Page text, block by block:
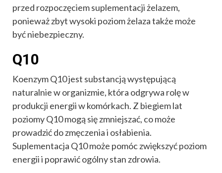
przed rozpoczęciem suplementacji żelazem,
ponieważ zbyt wysoki poziom żelaza także może
być niebezpieczny.
Q10
Koenzym Q10 jest substancją występującą
naturalnie w organizmie, która odgrywa rolę w
produkcji energii w komórkach. Z biegiem lat
poziomy Q10 mogą się zmniejszać, co może
prowadzić do zmęczenia i osłabienia.
Suplementacja Q10 może pomóc zwiększyć poziom
energii i poprawić ogólny stan zdrowia.